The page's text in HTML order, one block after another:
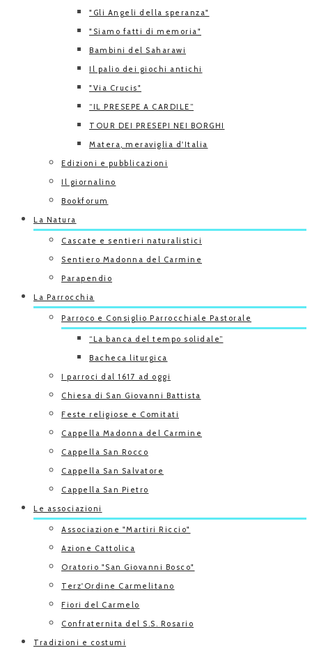
"Gli Angeli della speranza"
"Siamo fatti di memoria"
Bambini del Saharawi
Il palio dei giochi antichi
"Via Crucis"
“IL PRESEPE A CARDILE”
TOUR DEI PRESEPI NEI BORGHI
Matera, meraviglia d'Italia
Edizioni e pubblicazioni
Il giornalino
Bookforum
La Natura
Cascate e sentieri naturalistici
Sentiero Madonna del Carmine
Parapendio
La Parrocchia
Parroco e Consiglio Parrocchiale Pastorale
“La banca del tempo solidale”
Bacheca liturgica
I parroci dal 1617 ad oggi
Chiesa di San Giovanni Battista
Feste religiose e Comitati
Cappella Madonna del Carmine
Cappella San Rocco
Cappella San Salvatore
Cappella San Pietro
Le associazioni
Associazione "Martiri Riccio"
Azione Cattolica
Oratorio "San Giovanni Bosco"
Terz'Ordine Carmelitano
Fiori del Carmelo
Confraternita del S.S. Rosario
Tradizioni e costumi